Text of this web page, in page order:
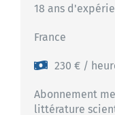
18 ans
France
230 € /
Abonnement
littérature